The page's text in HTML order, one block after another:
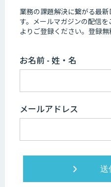
業務の課題解決に繋がる最
す。 メールマガジンの配信
よりご登録ください。登録無
お名前 - 姓・名
メールアドレス